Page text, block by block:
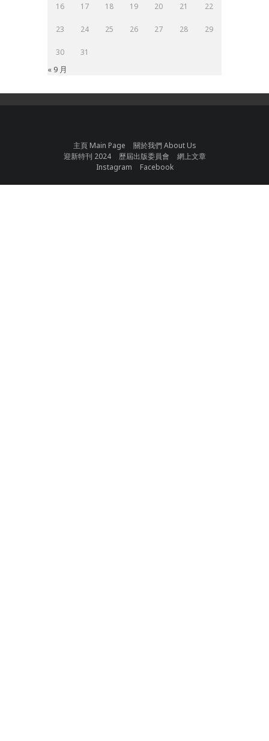
16 17 18 19 20 21 22
23 24 25 26 27 28 29
30 31
« 9 月
主頁 Main Page
關於我們 About Us
迎新特刊 2024
歷屆出版委員會
網上文章
Instagram
Facebook